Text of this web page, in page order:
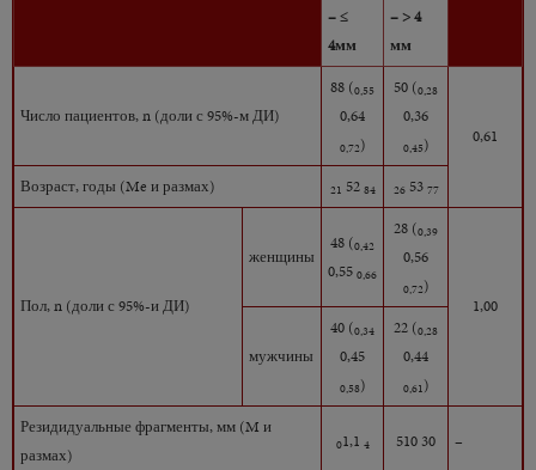
– ≤
4мм
– > 4
мм
Число пациентов, n (доли с 95%-м ДИ)
88 (0,55
0,64
0,72)
50 (0,28
0,36
0,45) 0,61
Возраст, годы (Me и размах) 21 52 84 2653 77
Пол, n (доли с 95%-и ДИ)
женщины
48 (0,42
0,55 0,66
28 (0,39
0,56
0,72)
1,00
мужчины
40 (0,34
0,45
0,58)
22 (0,28
0,44
0,61)
Резидидуальные фрагменты, мм (M и
размах)
01,1 4 510 30 –